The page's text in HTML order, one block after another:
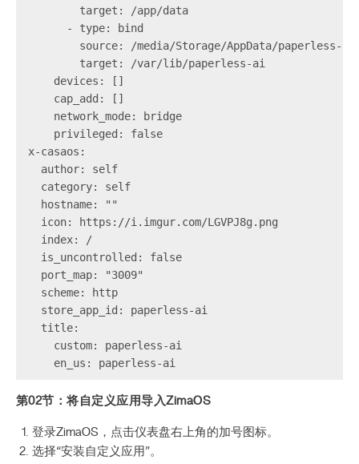
        target: /app/data
      - type: bind
source: /media/Storage/AppData/paperless-
        target: /var/lib/paperless-ai
    devices: []
    cap_add: []
    network_mode: bridge
    privileged: false
x-casaos:
  author: self
  category: self
  hostname: ""
  icon: https://i.imgur.com/LGVPJ8g.png
  index: /
  is_uncontrolled: false
  port_map: "3009"
  scheme: http
  store_app_id: paperless-ai
  title:
    custom: paperless-ai
第02节：将自定义应用导入ZimaOS
登录ZimaOS，点击仪表盘右上角的加号图标。
选择“安装自定义应用”。